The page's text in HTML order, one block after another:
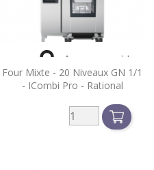
Four Mixte - 20 Niveaux GN 1/1
- ICombi Pro - Rational
 Aperçu rapide